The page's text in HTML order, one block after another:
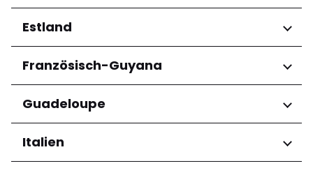
Regionen
Qarku i Tiranës
Estland
Regionen
Harju maakond
Tartu maakond
Französisch-Guyana
Regionen
Arrondissement de Cayenne
Guadeloupe
Regionen
Grande-Terre
Italien